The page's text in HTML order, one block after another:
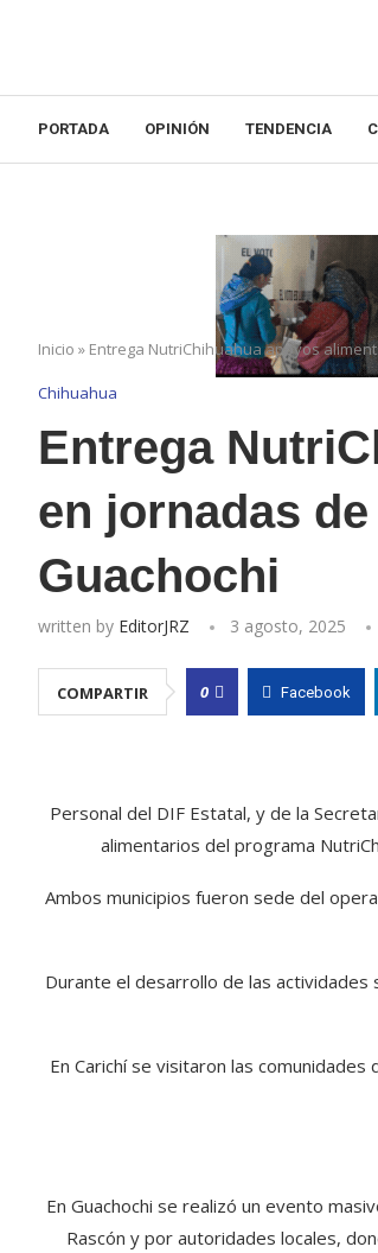
PORTADA OPINIÓN TENDENCIA
Inicio » Entrega NutriChihuahua apoyos
Chihuahua
Entrega
en jornadas
Guachochi
written by EditorJRZ 3 agosto, 2025
COMPARTIR 0 Facebook
Personal del DIF Estatal, y de la
alimentarios del programa
Ambos municipios fueron sede del
Durante el desarrollo de las
En Carichí se visitaron las
En Guachochi se realizó un evento
Rascón y por autoridades locales,